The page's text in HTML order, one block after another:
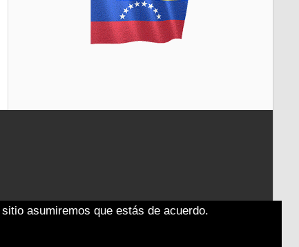
asumiremos que estás de acuerdo.